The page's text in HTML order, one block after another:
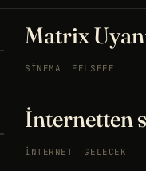
Matrix
SINEMA FELSEFE
İnternetten
İNTERNET GELECEK